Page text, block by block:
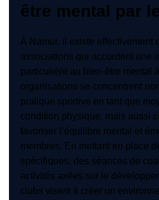
être mental par
À Namur, il existe effectivement
associations qui accordent une
particulière au bien-être mental
organisations se concentrent
pratique sportive en tant que
condition physique, mais aussi
favoriser l’équilibre mental et
membres. En mettant en place
spécifiques, des séances de
activités axées sur le
clubs visent à créer un